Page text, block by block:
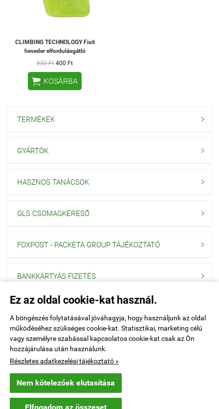
Ez az oldal cookie-kat használ.
A böngészés folytatásával jóváhagyja, hogy használjunk az oldal
működéséhez szükséges cookie-kat. Statisztikai, marketing célú
vagy személyre szabással kapcsolatos cookie-kat csak az Ön
hozzájárulása után használunk.
Részletes adatkezelési tájékoztató »
Nem kötelezőek elutasítása
CLIMBING TECHNOLOGY Fixit
heveder elfordulásgátló
650 Ft 400 Ft
 KOSÁRBA
TERMÉKEK 
GYÁRTÓK 
HASZNOS TANÁCSOK 
GLS CSOMAGKERESŐ 
FOXPOST - PACKETA GROUP TÁJÉKOZTATÓ 
BANKKÁRTYÁS FIZETÉS 
Navigáció
Saját fiók
Elérhetőségek